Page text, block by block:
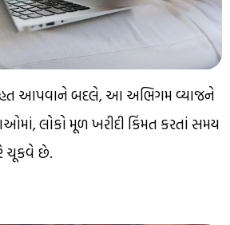
આપવાને બદલે, આ અભિગમ વ્યાજને
લોકો મૂળ ખરીદી કિંમત કરતાં સમય
ચૂકવે છે.